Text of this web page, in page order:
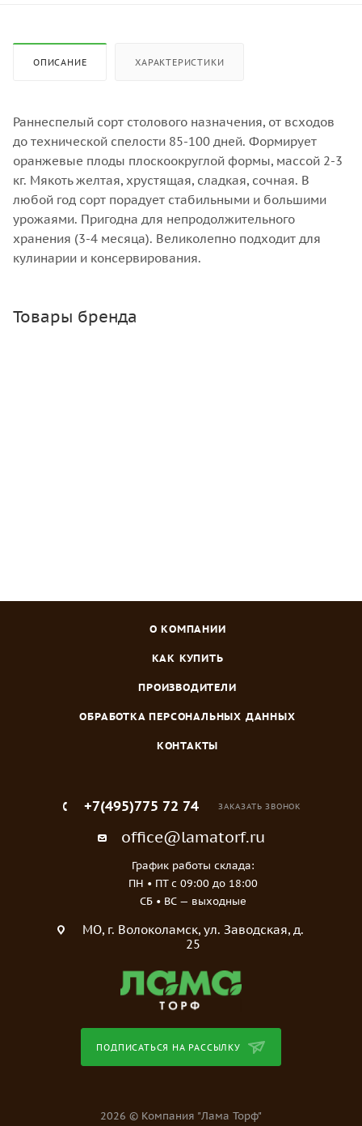
ОПИСАНИЕ ХАРАКТЕРИСТИКИ
Раннеспелый сорт столового назначения, от всходов
до технической спелости 85-100 дней. Формирует
оранжевые плоды плоскоокруглой формы, массой 2-3
кг. Мякоть желтая, хрустящая, сладкая, сочная. В
любой год сорт порадует стабильными и большими
урожаями. Пригодна для непродолжительного
хранения (3-4 месяца). Великолепно подходит для
кулинарии и консервирования.
Товары бренда
О КОМПАНИИ
КАК КУПИТЬ
ПРОИЗВОДИТЕЛИ
ОБРАБОТКА ПЕРСОНАЛЬНЫХ ДАННЫХ
КОНТАКТЫ
+7(495)775 72 74 ЗАКАЗАТЬ ЗВОНОК
office@lamatorf.ru
График работы склада:
ПН • ПТ c 09:00 до 18:00
СБ • ВС — выходные
МO, г. Волоколамск, ул. Заводская, д.
25
ПОДПИСАТЬСЯ НА РАССЫЛКУ
2026 © Компания "Лама Торф"